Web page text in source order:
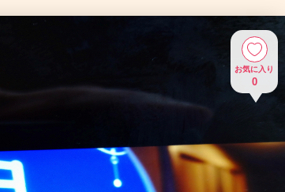
お気に入り
0